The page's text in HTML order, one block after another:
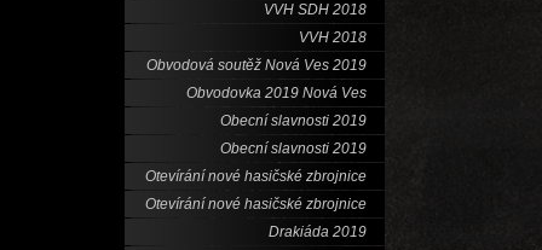
VVH SDH 2018
VVH 2018
Obvodová soutěž Nová Ves 2019
Obvodovka 2019 Nová Ves
Obecní slavnosti 2019
Obecní slavnosti 2019
Otevírání nové hasičské zbrojnice
Otevírání nové hasičské zbrojnice
Drakiáda 2019